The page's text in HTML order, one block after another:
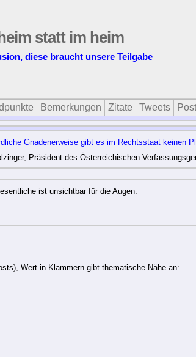
statt im heim
diese braucht unsere Teilgabe
Bemerkungen Zitate Tweets
Gnadenerweise gibt es im Rechtsstaat keinen
Präsident des Österreichischen
ist unsichtbar für die Augen.
Wert in Klammern gibt thematische Nähe an: